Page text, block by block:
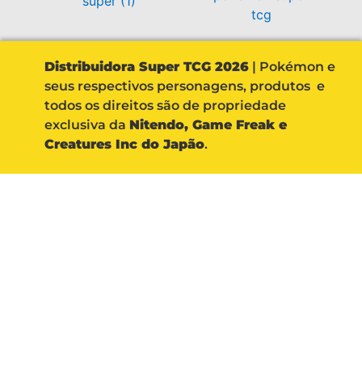
Distribuidora Super TCG 2026 | Pokémon e
seus respectivos personagens, produtos e
todos os direitos são de propriedade
exclusiva da Nitendo, Game Freak e
Creatures Inc do Japão.